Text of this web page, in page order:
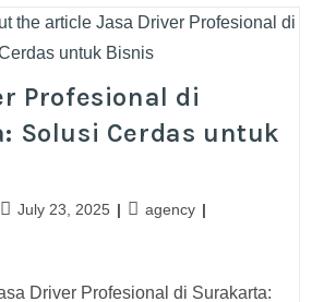
Profesional di
Solusi Cerdas untuk
July 23, 2025
agency
Driver Profesional di Surakarta: